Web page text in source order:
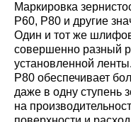
Маркировка
P60, P80 и другие
Один и тот же
совершенно разный
установленной
P80 обеспечивает
даже в одну ступень
на